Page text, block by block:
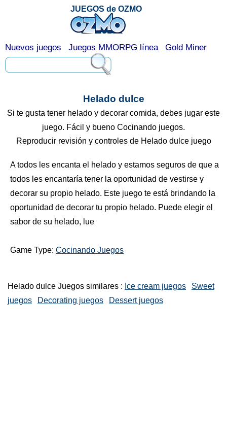
Helado dulce
Si te gusta tener helado y decorar comida, debes jugar este
juego. Fácil y bueno Cocinando juegos.
Reproducir revisión y controles de Helado dulce juego
A todos les encanta el helado y estamos seguros de que a
todos les encantaría tener la oportunidad de vestirse y
decorar su propio helado. Este juego te está brindando la
oportunidad de decorar tu propio helado. Puede elegir el
sabor de su helado, lue
Game Type: Cocinando Juegos
Helado dulce Juegos similares : Ice cream juegos
Sweet
juegos
Decorating juegos Dessert juegos
JUEGOS de OZMO
Nuevos juegos Juegos MMORPG línea Gold Miner